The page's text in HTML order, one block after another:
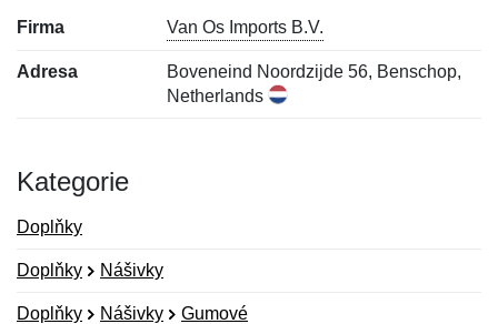
Firma Van Os Imports B.V.
Adresa
Boveneind Noordzijde 56, Benschop,
Netherlands
Kategorie
Doplňky
Doplňky Nášivky
Doplňky Nášivky Gumové